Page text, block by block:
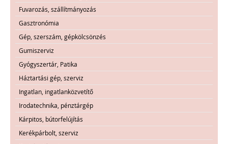
Fuvarozás, szállítmányozás
Gasztronómia
Gép, szerszám, gépkölcsönzés
Gumiszerviz
Gyógyszertár, Patika
Háztartási gép, szerviz
Ingatlan, ingatlanközvetítő
Irodatechnika, pénztárgép
Kárpitos, bútorfelújítás
Kerékpárbolt, szerviz